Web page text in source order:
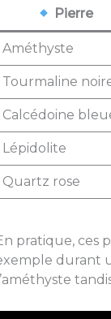
Pierre
Améthyste
Tourmaline
Calcédoine
Lépidolite
Quartz rose
pratique, ces
durant
l’améthyste